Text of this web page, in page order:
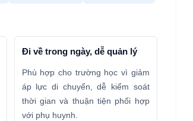
Đi về trong ngày, dễ quản lý
Phù hợp cho trường học vì giảm
áp lực di chuyển, dễ kiểm soát
thời gian và thuận tiện phối hợp
với phụ huynh.